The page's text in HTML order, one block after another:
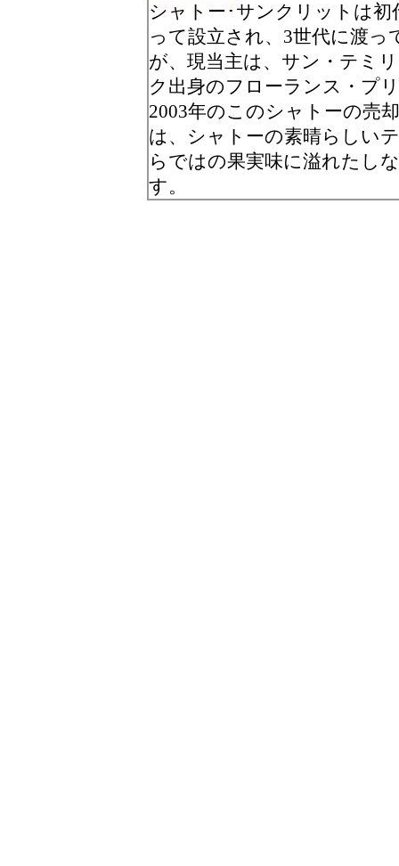
シャトー･サンクリットは
って設立され、3世代に渡
が、現当主は、サン・テミ
ク出身のフローランス・プ
2003年のこのシャトーの売
は、シャトーの素晴らしい
らではの果実味に溢れたし
す。